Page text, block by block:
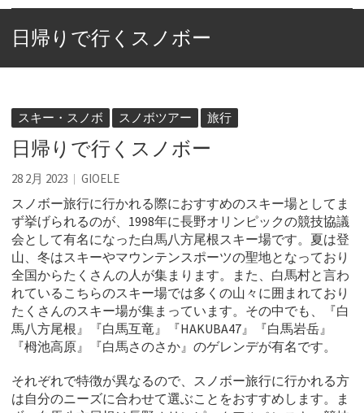
日帰りで行くスノボー
スキー・スノボ スノボツアー 旅行
日帰りで行くスノボー
28 2月 2023 GIOELE
スノボー旅行に行かれる際におすすめのスキー場としてま
ず挙げられるのが、1998年に長野オリンピックの競技協議
会として有名になった白馬八方尾根スキー場です。 夏は登
山、冬はスキーやマウンテンスポーツの聖地となっており
全国からたくさんの人が集まります。また、白馬村と言わ
れているこちらのスキー場では多くの山々に囲まれており
たくさんのスキー場が集まっています。その中でも、『白
馬八方尾根』『白馬互竜』『HAKUBA47』『白馬岩岳』
『栂池高原』『白馬さのさか』のゲレンデが有名です。
それぞれで特徴が異なるので、スノボー旅行に行かれる方
は自分のニーズに合わせて選ぶことをおすすめします。ま